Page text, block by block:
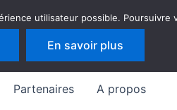
Partenaires A propos
utilisateur possible.
En savoir plus